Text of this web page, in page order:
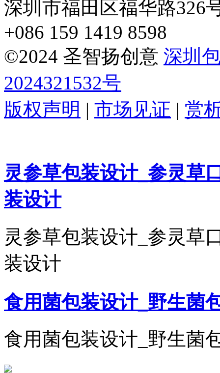
深圳市福田区福华路326
+086 159 1419 8598
©2024 圣智扬创意 深圳
2024321532号
版权声明 | 市场见证 | 赏
灵参草包装设计_参灵草
装设计
灵参草包装设计_参灵草
装设计
食用菌包装设计_野生菌
食用菌包装设计_野生菌